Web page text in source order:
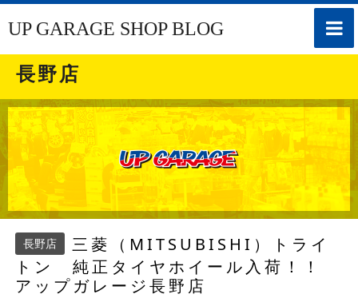
toggle
UP GARAGE SHOP BLOG
長野店
長野店
三菱（MITSUBISHI）トライ
トン 純正タイヤホイール入荷！！
アップガレージ長野店